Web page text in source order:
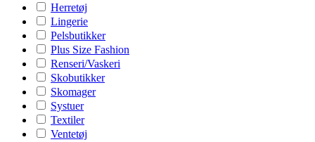
Herretøj
Lingerie
Pelsbutikker
Plus Size Fashion
Renseri/Vaskeri
Skobutikker
Skomager
Systuer
Textiler
Ventetøj